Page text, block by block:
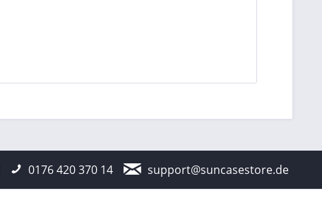
0176 420 370 14 support@suncasestore.de